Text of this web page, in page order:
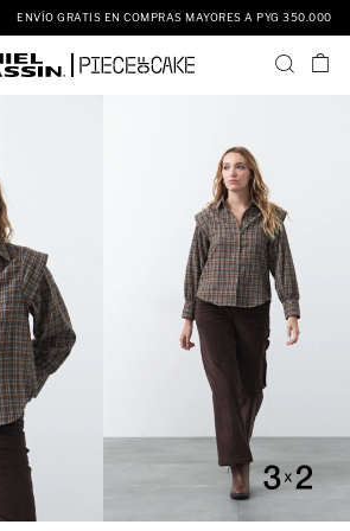
EN COMPRAS MAYORES A PYG 350.000